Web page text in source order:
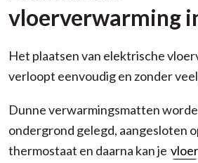
vloerverwarming
Het plaatsen van elektrische
verloopt eenvoudig en zonder
Dunne verwarmingsmatten
ondergrond gelegd, aangesloten
thermostaat en daarna kan je vloer